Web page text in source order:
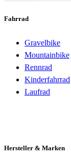
Fahrrad
Gravelbike
Mountainbike
Rennrad
Kinderfahrrad
Laufrad
Hersteller & Marken